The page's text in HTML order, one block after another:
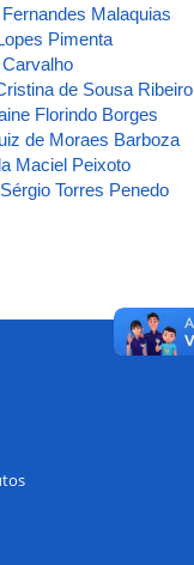
Malaquias
Pimenta
de Sousa Ribeiro
Florindo Borges
de Moraes Barboza
Maciel Peixoto
Torres Penedo